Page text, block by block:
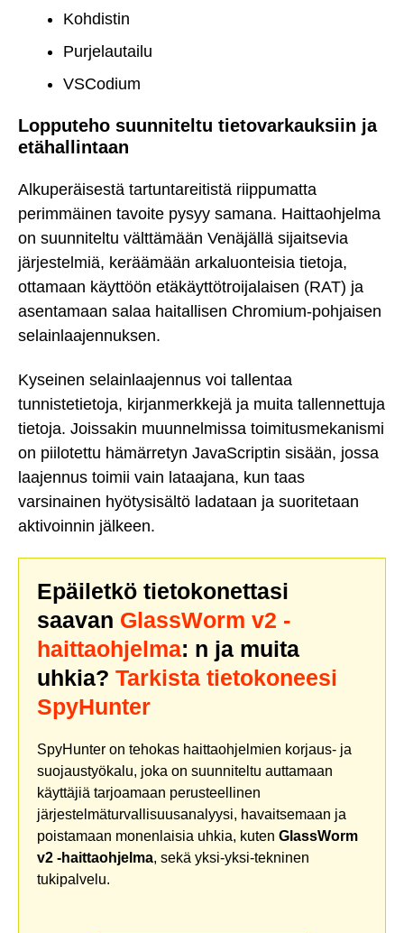
Kohdistin
Purjelautailu
VSCodium
Lopputeho suunniteltu tietovarkauksiin ja
etähallintaan
Alkuperäisestä tartuntareitistä riippumatta
perimmäinen tavoite pysyy samana. Haittaohjelma
on suunniteltu välttämään Venäjällä sijaitsevia
järjestelmiä, keräämään arkaluonteisia tietoja,
ottamaan käyttöön etäkäyttötroijalaisen (RAT) ja
asentamaan salaa haitallisen Chromium-pohjaisen
selainlaajennuksen.
Kyseinen selainlaajennus voi tallentaa
tunnistetietoja, kirjanmerkkejä ja muita tallennettuja
tietoja. Joissakin muunnelmissa toimitusmekanismi
on piilotettu hämärretyn JavaScriptin sisään, jossa
laajennus toimii vain lataajana, kun taas
varsinainen hyötysisältö ladataan ja suoritetaan
aktivoinnin jälkeen.
Epäiletkö tietokonettasi
saavan GlassWorm v2 -
haittaohjelma: n ja muita
uhkia? Tarkista tietokoneesi
SpyHunter
SpyHunter on tehokas haittaohjelmien korjaus- ja
suojaustyökalu, joka on suunniteltu auttamaan
käyttäjiä tarjoamaan perusteellinen
järjestelmäturvallisuusanalyysi, havaitsemaan ja
poistamaan monenlaisia uhkia, kuten GlassWorm
v2 -haittaohjelma, sekä yksi-yksi-tekninen
tukipalvelu.